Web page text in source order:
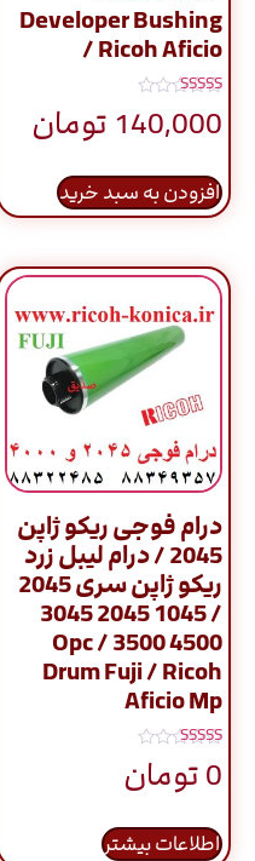
Developer Bushing
/ Ricoh Aficio
نمره
5.00
از 5
140,000 تومان
افزودن به سبد خرید
درام فوجی ریکو ژاپن
2045 / درام لیبل زرد
ریکو ژاپن سری 2045
/ 1045 2045 3045
4500 3500 / Opc
Drum Fuji / Ricoh
Aficio Mp
نمره
5.00
از 5
0تومان
اطلاعات بیشتر